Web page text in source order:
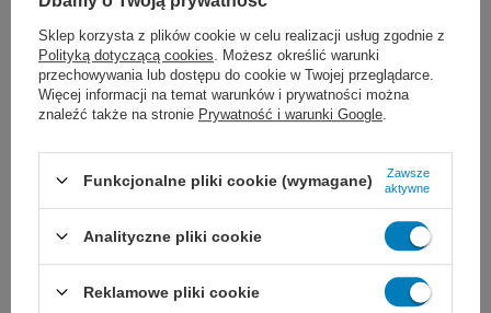
Ilość warstw
Wymiary
7,5 x 7,5 cm
Ilość nitek na 1 cm²
17. nitkowe
Rodzaj produktu
Kompresy gazowe
Sklep korzysta z plików cookie w celu realizacji usług zgodnie z
Polityką dotyczącą cookies . Możesz określić warunki
przechowywania lub dostępu do cookie w Twojej przeglądarce.
Więcej informacji na temat warunków i prywatności można
znaleźć także na stronie Prywatność i warunki Google
Funkcjonalne pliki cookie (wymagane)
Zawsze
aktywne
Analityczne pliki cookie
Reklamowe pliki cookie